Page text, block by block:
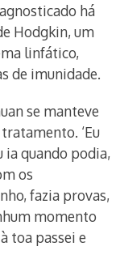
há
Hodgkin, um
linfático,
de imunidade.
se manteve
‘Eu
ia quando podia,
os
fazia provas,
momento
toa passei e